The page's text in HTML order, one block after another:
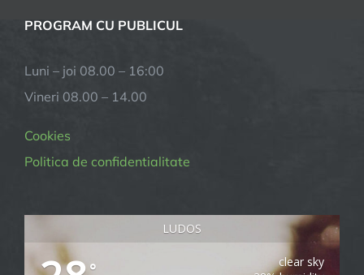
PROGRAM CU PUBLICUL
Luni – joi 08.00 – 16:00
Vineri 08.00 – 14.00
Cookies
Politica de confidentialitate
LUDOS
°
clear sky